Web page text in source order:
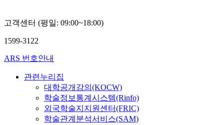
고객센터 (평일: 09:00~18:00)
1599-3122
ARS 번호안내
관련누리집
대학공개강의(KOCW)
학술정보통계시스템(Rinfo)
외국학술지지원센터(FRIC)
학술관계분석서비스(SAM)